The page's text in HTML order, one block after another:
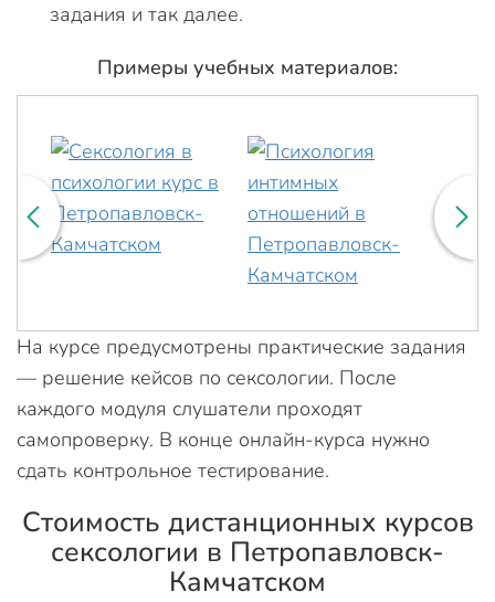
задания и так далее.
Примеры учебных материалов:
На курсе предусмотрены практические задания
— решение кейсов по сексологии. После
каждого модуля слушатели проходят
самопроверку. В конце онлайн-курса нужно
сдать контрольное тестирование.
Стоимость дистанционных курсов
сексологии в Петропавловск-
Камчатском